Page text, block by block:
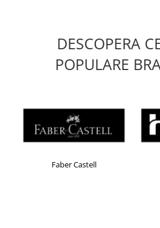
DESCOPERA
POPULARE
Faber Castell